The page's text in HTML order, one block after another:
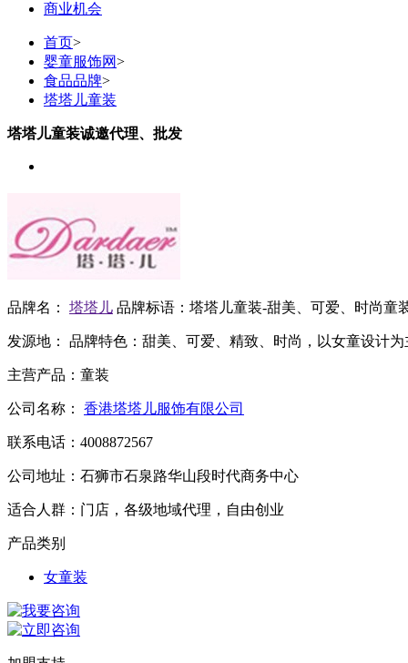
商业机会
首页>
婴童服饰网>
食品品牌>
塔塔儿童装
塔塔儿童装诚邀代理、批发
品牌名： 塔塔儿 品牌标语： 塔塔儿童装-甜美、可爱、时尚童
发源地： 品牌特色： 甜美、可爱、精致、时尚，以女童设计
主营产品： 童装
公司名称： 香港塔塔儿服饰有限公司
联系电话： 4008872567
公司地址： 石狮市石泉路华山段时代商务中心
适合人群： 门店，各级地域代理，自由创业
产品类别
女童装